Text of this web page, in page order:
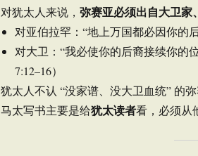
对犹太人来说， 弥赛亚必须出自大卫家
对亚伯拉罕：“地上万国都必因你的
对大卫：“我必使你的后裔接续你
7:12–16）
犹太人不认 “没家谱、没大卫血统” 的弥
马太写书主要是给犹太读者看，必须从